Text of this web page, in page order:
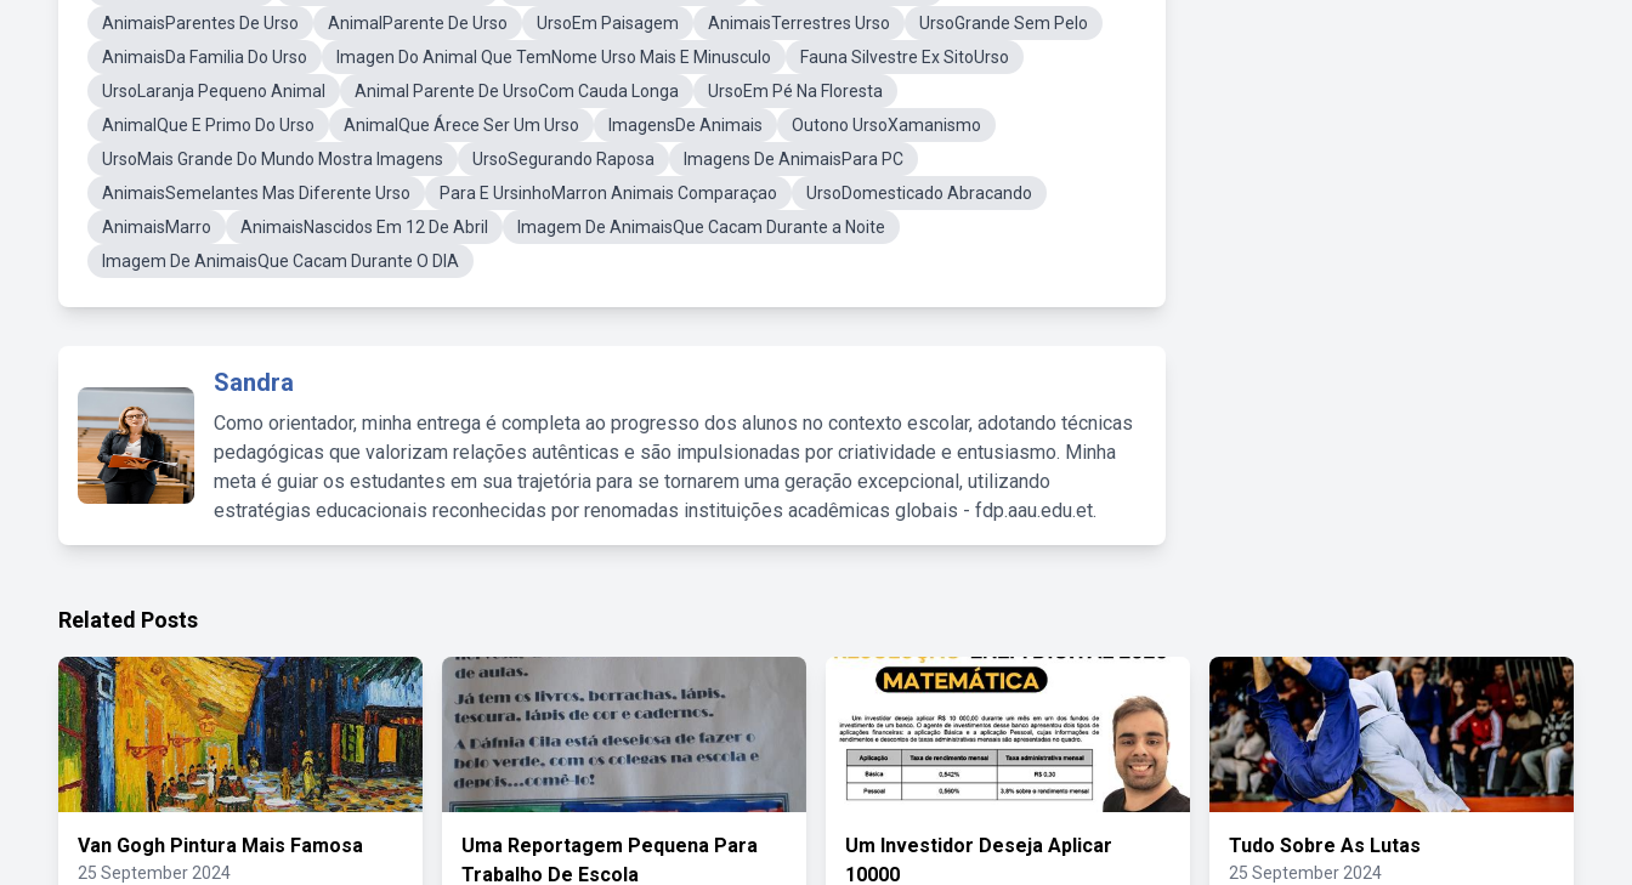
AnimaisParentes De Urso
AnimalParente De Urso UrsoEm Paisagem AnimaisTerrestres Urso
UrsoGrande Sem Pelo
AnimaisDa Familia Do Urso
Imagen Do Animal Que TemNome Urso Mais E Minusculo
Fauna Silvestre Ex SitoUrso
UrsoLaranja Pequeno Animal
Animal Parente De UrsoCom Cauda Longa
UrsoEm Pé Na Floresta
AnimalQue E Primo Do Urso
AnimalQue Árece Ser Um Urso ImagensDe Animais
Outono UrsoXamanismo
UrsoMais Grande Do Mundo Mostra Imagens
UrsoSegurando Raposa
Imagens De AnimaisPara PC
AnimaisSemelantes Mas Diferente Urso
Para E UrsinhoMarron Animais Comparaçao
UrsoDomesticado Abracando
AnimaisMarro
AnimaisNascidos Em 12 De Abril
Imagem De AnimaisQue Cacam Durante a Noite
Imagem De AnimaisQue Cacam Durante O DIA
Sandra
Como orientador, minha entrega é completa ao progresso dos alunos no contexto escolar, adotando técnicas
pedagógicas que valorizam relações autênticas e são impulsionadas por criatividade e entusiasmo. Minha
meta é guiar os estudantes em sua trajetória para se tornarem uma geração excepcional, utilizando
estratégias educacionais reconhecidas por renomadas instituições acadêmicas globais - fdp.aau.edu.et.
Related Posts
Van Gogh Pintura Mais Famosa
25 September 2024
Uma Reportagem Pequena Para
Trabalho De Escola
Um Investidor Deseja Aplicar
10000
Tudo Sobre As Lutas
25 September 2024